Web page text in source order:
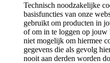
Technisch noodzakelijke
basisfuncties van onze
gebruikt om producten in
of om in te loggen op jouw
niet mogelijk om hiermee
gegevens die als gevolg
nooit aan derden worden